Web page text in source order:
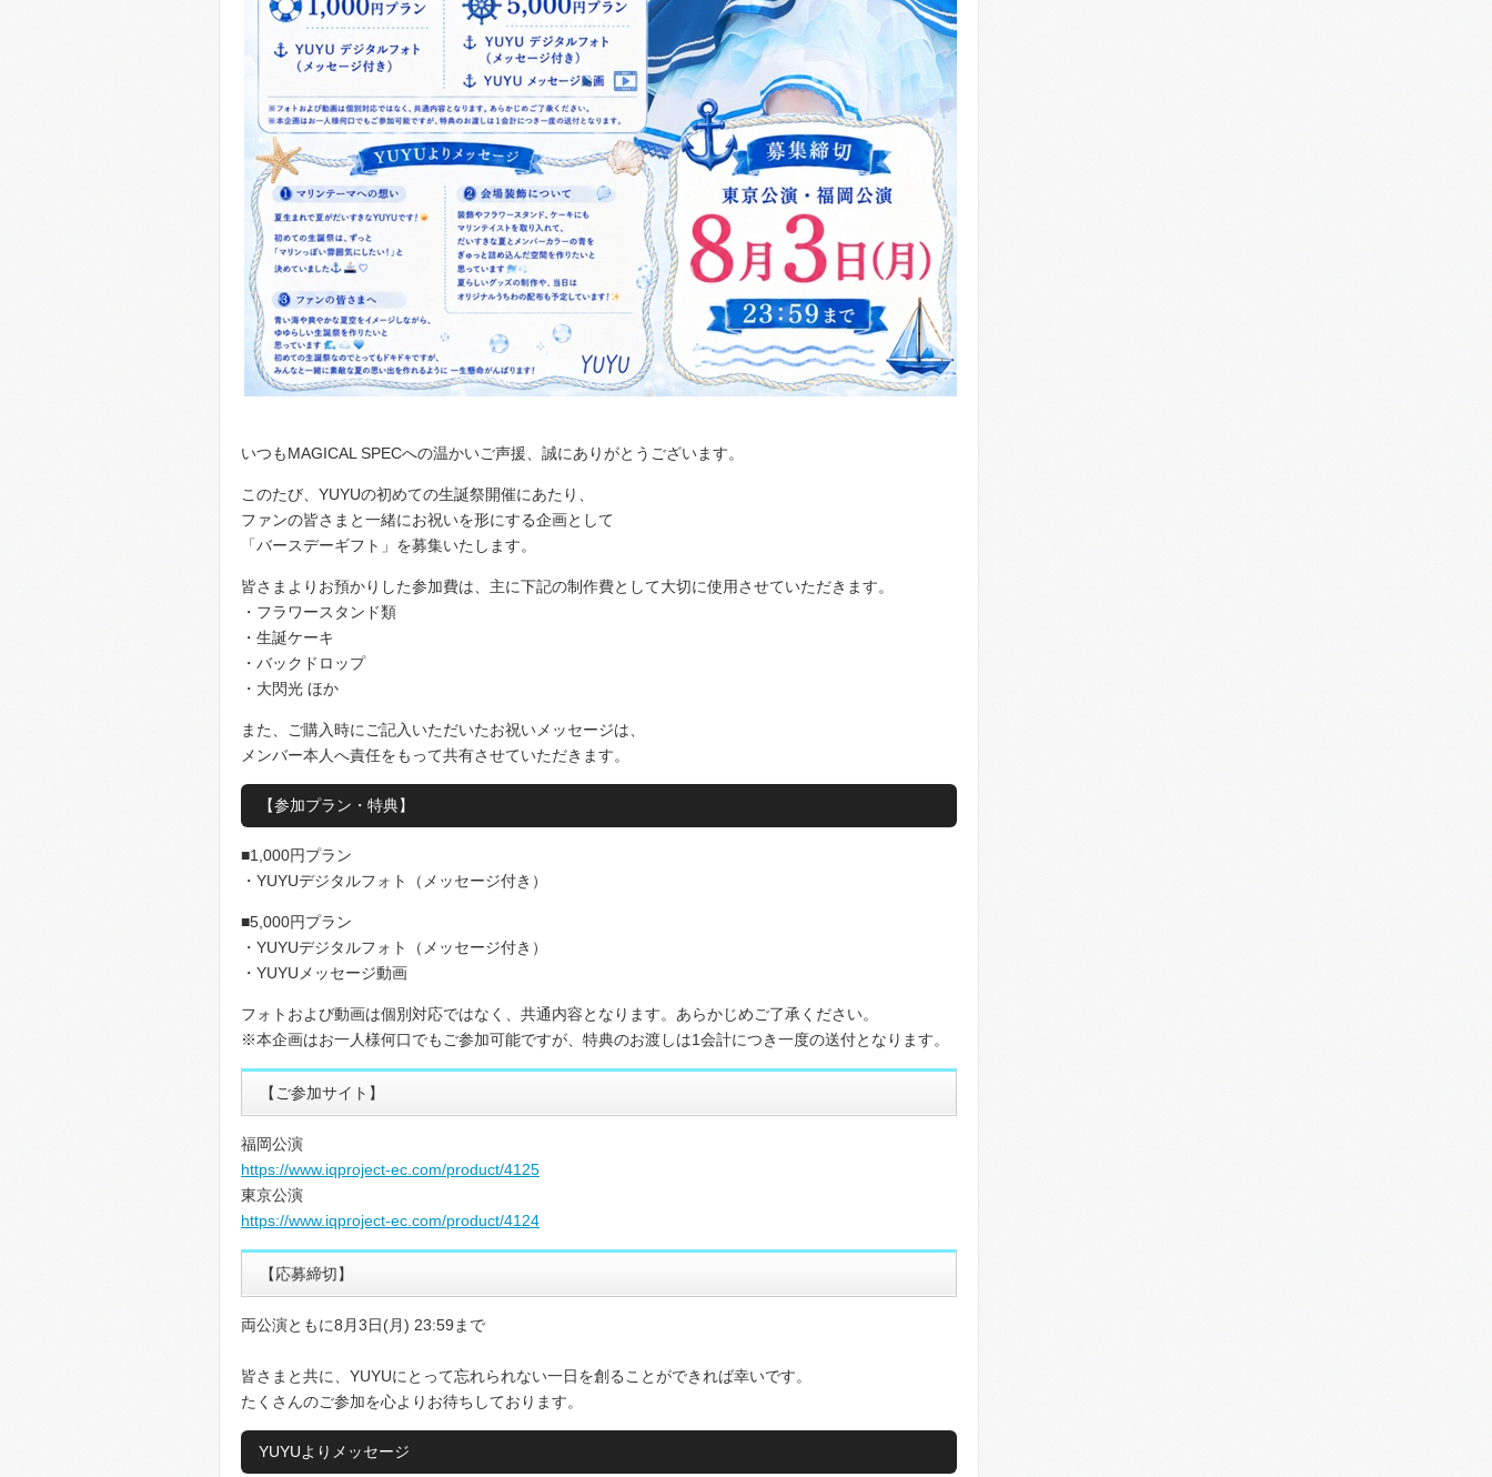
いつもMAGICAL SPECへの温かいご声援、誠にありがとうございます。
このたび、YUYUの初めての生誕祭開催にあたり、
ファンの皆さまと一緒にお祝いを形にする企画として
「バースデーギフト」を募集いたします。
皆さまよりお預かりした参加費は、主に下記の制作費として大切に使用させていただきます。
・フラワースタンド類
・生誕ケーキ
・バックドロップ
・大閃光 ほか
また、ご購入時にご記入いただいたお祝いメッセージは、
メンバー本人へ責任をもって共有させていただきます。
【参加プラン・特典】
■1,000円プラン
・YUYUデジタルフォト（メッセージ付き）
■5,000円プラン
・YUYUデジタルフォト（メッセージ付き）
・YUYUメッセージ動画
フォトおよび動画は個別対応ではなく、共通内容となります。あらかじめご了承ください。
※本企画はお一人様何口でもご参加可能ですが、特典のお渡しは1会計につき一度の送付となります。
【ご参加サイト】
福岡公演
https://www.iqproject-ec.com/product/4125
東京公演
https://www.iqproject-ec.com/product/4124
【応募締切】
両公演ともに8月3日(月) 23:59まで
皆さまと共に、YUYUにとって忘れられない一日を創ることができれば幸いです。
たくさんのご参加を心よりお待ちしております。
YUYUよりメッセージ